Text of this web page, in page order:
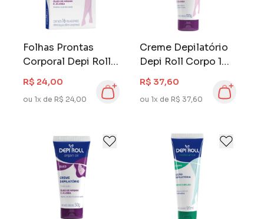
Folhas Prontas
Corporal Depi Roll
Argan Oil 16 Folhas
R$ 24,00
ou 1x de R$ 24,00
Creme Depilatório
Depi Roll Corpo 100
gr Argan Oil
R$ 37,60
ou 1x de R$ 37,60